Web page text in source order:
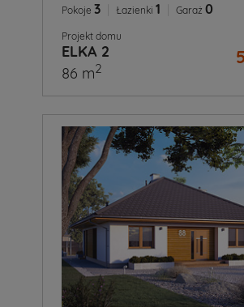
Pokoje 3 Łazienki 1 Garaż 0
Projekt domu
ELKA 2
86 m2